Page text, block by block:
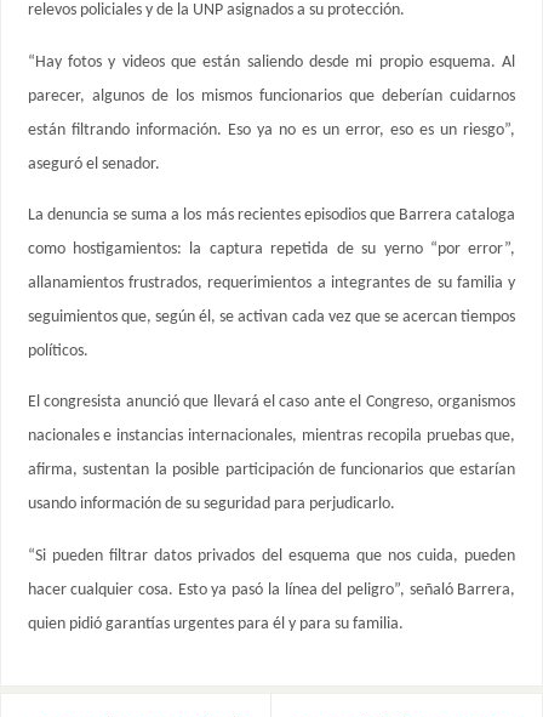
relevos policiales y de la UNP asignados a su protección.
“Hay fotos y videos que están saliendo desde mi propio esquema. Al
parecer, algunos de los mismos funcionarios que deberían cuidarnos
están filtrando información. Eso ya no es un error, eso es un riesgo”,
aseguró el senador.
La denuncia se suma a los más recientes episodios que Barrera cataloga
como hostigamientos: la captura repetida de su yerno “por error”,
allanamientos frustrados, requerimientos a integrantes de su familia y
seguimientos que, según él, se activan cada vez que se acercan tiempos
políticos.
El congresista anunció que llevará el caso ante el Congreso, organismos
nacionales e instancias internacionales, mientras recopila pruebas que,
afirma, sustentan la posible participación de funcionarios que estarían
usando información de su seguridad para perjudicarlo.
“Si pueden filtrar datos privados del esquema que nos cuida, pueden
hacer cualquier cosa. Esto ya pasó la línea del peligro”, señaló Barrera,
quien pidió garantías urgentes para él y para su familia.